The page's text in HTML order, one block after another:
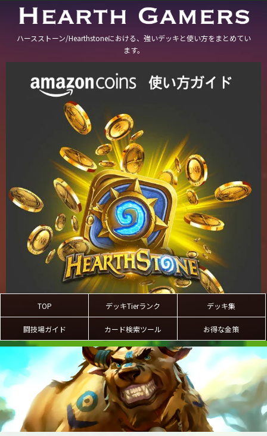
ハースストーン/Hearthstoneにおける、強いデッキと使い方をまとめてい
ます。
TOP デッキTierランク デッキ集
闘技場ガイド カード検索ツール お得な金策